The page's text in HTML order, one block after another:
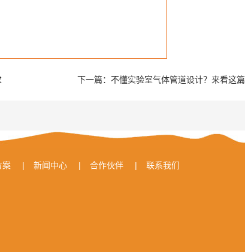
下一篇： 不懂实验室气体管道设计？来看这篇
案 | 新闻中心 | 合作伙伴 | 联系我们